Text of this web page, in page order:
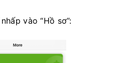
vào “Hồ sơ”: